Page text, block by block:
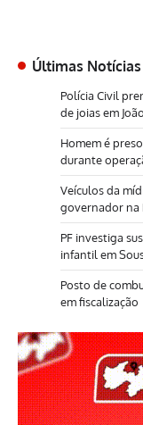
Últimas Notícias
Polícia Civil
de joias em
Homem é
durante
Veículos da
governador na
PF investiga
infantil em
Posto de
em fiscalização